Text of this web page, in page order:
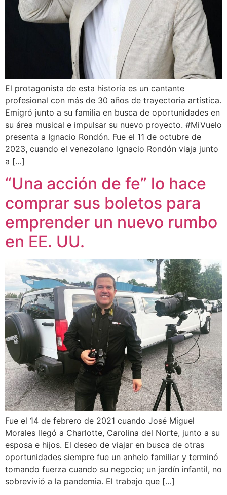
El protagonista de esta historia es un cantante
profesional con más de 30 años de trayectoria artística.
Emigró junto a su familia en busca de oportunidades en
su área musical e impulsar su nuevo proyecto. #MiVuelo
presenta a Ignacio Rondón. Fue el 11 de octubre de
2023, cuando el venezolano Ignacio Rondón viaja junto
a […]
“Una acción de fe” lo hace
comprar sus boletos para
emprender un nuevo rumbo
en EE. UU.
Fue el 14 de febrero de 2021 cuando José Miguel
Morales llegó a Charlotte, Carolina del Norte, junto a su
esposa e hijos. El deseo de viajar en busca de otras
oportunidades siempre fue un anhelo familiar y terminó
tomando fuerza cuando su negocio; un jardín infantil, no
sobrevivió a la pandemia. El trabajo que […]